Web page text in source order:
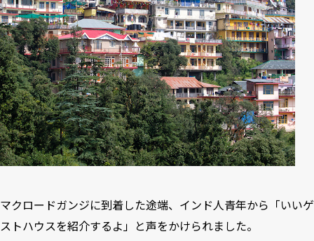
マクロードガンジに到着した途端、インド人青年から「いいゲ
ストハウスを紹介するよ」と声をかけられました。